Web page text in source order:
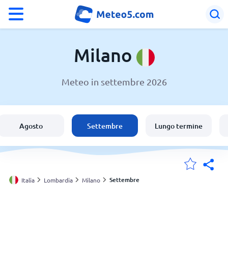
Meteo a Milano
Svizzera
Le mie località
Milano
Meteo in settembre 2026
Agosto Settembre Lungo termine
Italia Lombardia Milano Settembre